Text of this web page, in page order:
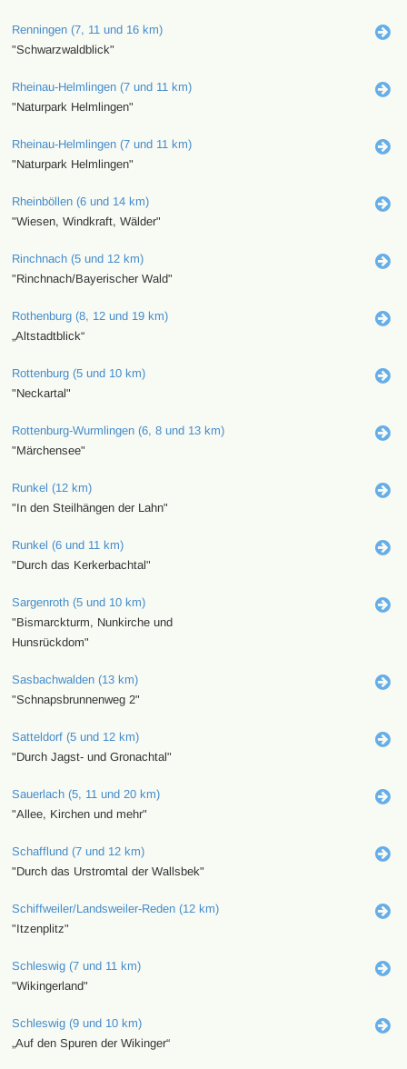
Renningen (7, 11 und 16 km)
"Schwarzwaldblick"
Rheinau-Helmlingen (7 und 11 km)
"Naturpark Helmlingen"
Rheinau-Helmlingen (7 und 11 km)
"Naturpark Helmlingen"
Rheinböllen (6 und 14 km)
"Wiesen, Windkraft, Wälder"
Rinchnach (5 und 12 km)
"Rinchnach/Bayerischer Wald"
Rothenburg (8, 12 und 19 km)
„Altstadtblick“
Rottenburg (5 und 10 km)
"Neckartal"
Rottenburg-Wurmlingen (6, 8 und 13 km)
"Märchensee"
Runkel (12 km)
"In den Steilhängen der Lahn"
Runkel (6 und 11 km)
"Durch das Kerkerbachtal"
Sargenroth (5 und 10 km)
"Bismarckturm, Nunkirche und
Hunsrückdom"
Sasbachwalden (13 km)
"Schnapsbrunnenweg 2"
Satteldorf (5 und 12 km)
"Durch Jagst- und Gronachtal"
Sauerlach (5, 11 und 20 km)
"Allee, Kirchen und mehr"
Schafflund (7 und 12 km)
"Durch das Urstromtal der Wallsbek"
Schiffweiler/Landsweiler-Reden (12 km)
"Itzenplitz"
Schleswig (7 und 11 km)
"Wikingerland"
Schleswig (9 und 10 km)
„Auf den Spuren der Wikinger“